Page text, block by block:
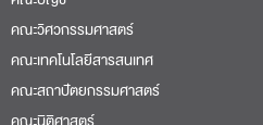
คณะวิศวกรรมศาสตร์
คณะเทคโนโลยีสารสนเทศ
คณะสถาปัตยกรรมศาสตร์